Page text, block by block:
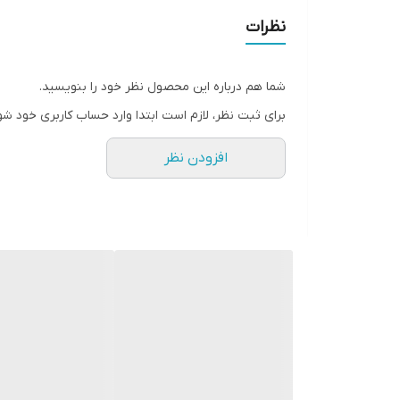
نظرات
شما هم درباره این محصول نظر خود را بنویسید.
برای ثبت نظر، لازم است ابتدا وارد حساب کاربری خود
افزودن نظر